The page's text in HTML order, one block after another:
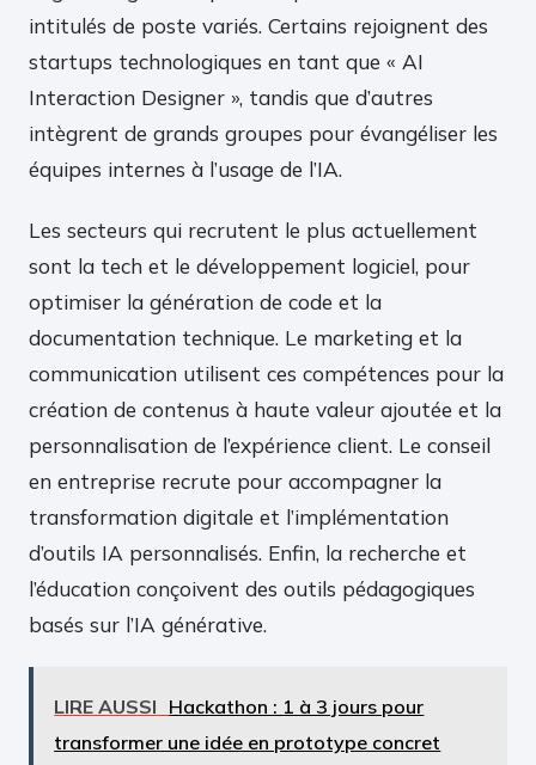
intitulés de poste variés. Certains rejoignent des
startups technologiques en tant que « AI
Interaction Designer », tandis que d’autres
intègrent de grands groupes pour évangéliser les
équipes internes à l’usage de l’IA.
Les secteurs qui recrutent le plus actuellement
sont la tech et le développement logiciel, pour
optimiser la génération de code et la
documentation technique. Le marketing et la
communication utilisent ces compétences pour la
création de contenus à haute valeur ajoutée et la
personnalisation de l’expérience client. Le conseil
en entreprise recrute pour accompagner la
transformation digitale et l’implémentation
d’outils IA personnalisés. Enfin, la recherche et
l’éducation conçoivent des outils pédagogiques
basés sur l’IA générative.
LIRE AUSSI Hackathon : 1 à 3 jours pour
transformer une idée en prototype concret